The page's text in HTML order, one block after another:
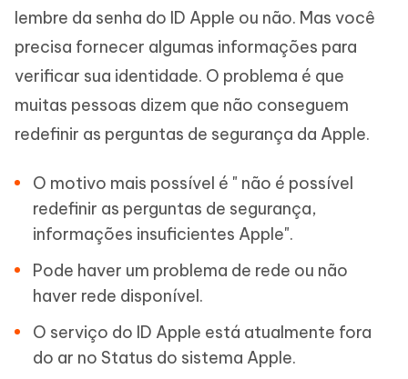
lembre da senha do ID Apple ou não. Mas você
precisa fornecer algumas informações para
verificar sua identidade. O problema é que
muitas pessoas dizem que não conseguem
redefinir as perguntas de segurança da Apple.
O motivo mais possível é " não é possível
redefinir as perguntas de segurança,
informações insuficientes Apple".
Pode haver um problema de rede ou não
haver rede disponível.
O serviço do ID Apple está atualmente fora
do ar no Status do sistema Apple.